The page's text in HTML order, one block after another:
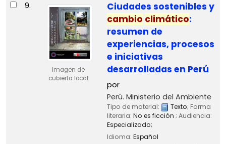
9.
Imagen de
cubierta local
Ciudades sostenibles y
cambio climático:
resumen de
experiencias, procesos
e iniciativas
desarrolladas en Perú
por
Perú. Ministerio del Ambiente
Tipo de material: Texto; Forma
literaria: No es ficción ; Audiencia:
Especializado;
Idioma: Español